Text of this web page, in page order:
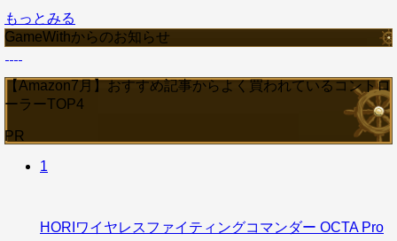
もっとみる
GameWithからのお知らせ
【Amazon7月】おすすめ記事からよく買われているコントロ
ーラーTOP4
PR
1
HORIワイヤレスファイティングコマンダー OCTA Pro